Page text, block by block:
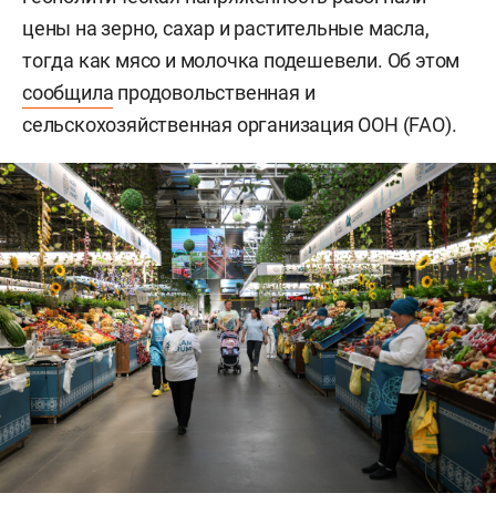
цены на зерно, сахар и растительные масла,
тогда как мясо и молочка подешевели. Об этом
сообщила продовольственная и
сельскохозяйственная организация ООН (FAO).